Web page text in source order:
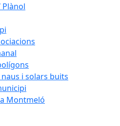
i solars buits
Montmeló